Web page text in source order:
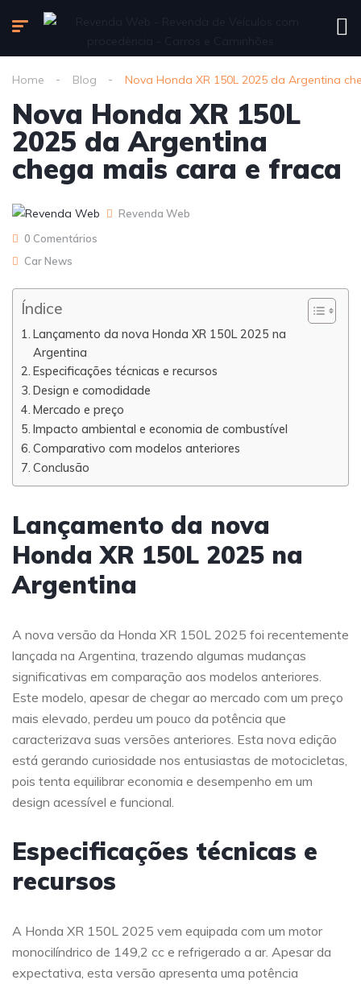
Home Blog Nova Honda XR 150L 2025 da Argentina
Nova Honda XR 150L
2025 da Argentina
chega mais cara e fraca
Revenda Web
0 Comentários
Car News
Índice
Lançamento da nova Honda XR 150L 2025 na
Argentina
Especificações técnicas e recursos
Design e comodidade
Mercado e preço
Impacto ambiental e economia de combustível
Comparativo com modelos anteriores
Conclusão
Lançamento da nova
Honda XR 150L 2025 na
Argentina
A nova versão da Honda XR 150L 2025 foi recentemente
lançada na Argentina, trazendo algumas mudanças
significativas em comparação aos modelos anteriores.
Este modelo, apesar de chegar ao mercado com um preço
mais elevado, perdeu um pouco da potência que
caracterizava suas versões anteriores. Esta nova edição
está gerando curiosidade nos entusiastas de motocicletas,
pois tenta equilibrar economia e desempenho em um
design acessível e funcional.
Especificações técnicas e
recursos
A Honda XR 150L 2025 vem equipada com um motor
monocilíndrico de 149,2 cc e refrigerado a ar. Apesar da
expectativa, esta versão apresenta uma potência